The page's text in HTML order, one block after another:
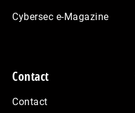
Cybersec e-Magazine
Contact
Contact